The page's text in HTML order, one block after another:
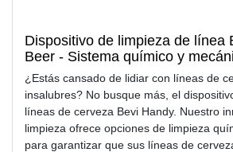
Dispositivo de limpieza de línea
Beer - Sistema químico y
¿Estás cansado de lidiar con líneas de
insalubres? No busque más, el
líneas de cerveza Bevi Handy. Nuestro
limpieza ofrece opciones de limpieza
para garantizar que sus líneas de